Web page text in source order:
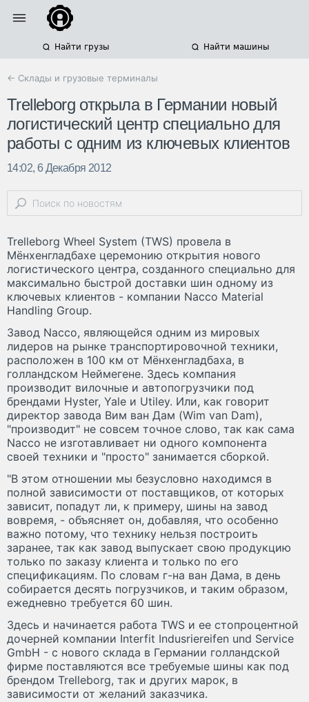
Найти грузы Найти машины
← Склады и грузовые терминалы
Trelleborg открыла в Германии новый
логистический центр специально для
работы с одним из ключевых клиентов
14:02, 6 Декабря 2012
Trelleborg Wheel System (TWS) провела в
Мёнхенгладбахе церемонию открытия нового
логистического центра, созданного специально для
максимально быстрой доставки шин одному из
ключевых клиентов - компании Nacco Material
Handling Group.
Завод Nacco, являющейся одним из мировых
лидеров на рынке транспортировочной техники,
расположен в 100 км от Мёнхенгладбаха, в
голландском Неймегене. Здесь компания
производит вилочные и автопогрузчики под
брендами Hyster, Yale и Utiley. Или, как говорит
директор завода Вим ван Дам (Wim van Dam),
"производит" не совсем точное слово, так как сама
Nacco не изготавливает ни одного компонента
своей техники и "просто" занимается сборкой.
"В этом отношении мы безусловно находимся в
полной зависимости от поставщиков, от которых
зависит, попадут ли, к примеру, шины на завод
вовремя, - объясняет он, добавляя, что особенно
важно потому, что технику нельзя построить
заранее, так как завод выпускает свою продукцию
только по заказу клиента и только по его
спецификациям. По словам г-на ван Дама, в день
собирается десять погрузчиков, и таким образом,
ежедневно требуется 60 шин.
Здесь и начинается работа TWS и ее стопроцентной
дочерней компании Interfit Indusriereifen und Service
GmbH - с нового склада в Германии голландской
фирме поставляются все требуемые шины как под
брендом Trelleborg, так и других марок, в
зависимости от желаний заказчика.